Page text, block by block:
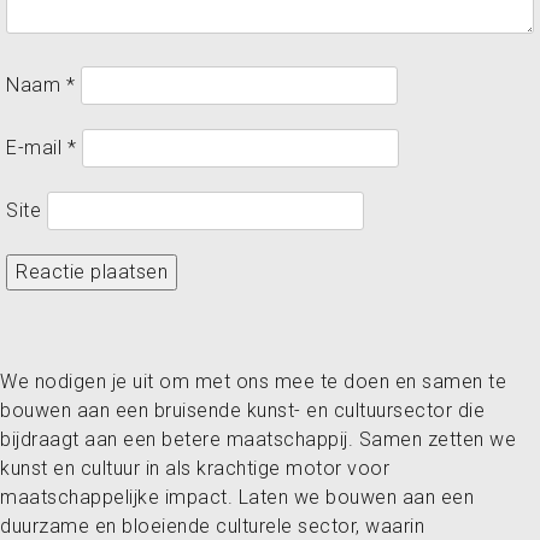
Naam *
E-mail *
Site
We nodigen je uit om met ons mee te doen en samen te
bouwen aan een bruisende kunst- en cultuursector die
bijdraagt aan een betere maatschappij. Samen zetten we
kunst en cultuur in als krachtige motor voor
maatschappelijke impact. Laten we bouwen aan een
duurzame en bloeiende culturele sector, waarin